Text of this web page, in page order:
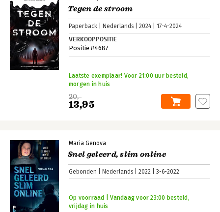
Tegen de stroom
Paperback Nederlands 2024 17-4-2024
VERKOOPPOSITIE
Positie #4687
20,-
13,95
Laatste exemplaar! Voor 21:00 uur besteld,
morgen in huis
Maria Genova
Snel geleerd, slim online
Gebonden Nederlands 2022 3-6-2022
Op voorraad | Vandaag voor 23:00 besteld,
vrijdag in huis